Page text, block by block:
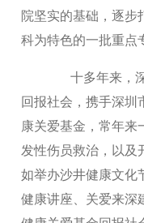
院坚实的基础，逐步
科为特色的一批重点
十多年来，深
回报社会，携手深圳
康关爱基金，常年来
发性伤员救治，以及
如举办沙井健康文化
健康讲座、关爱来深